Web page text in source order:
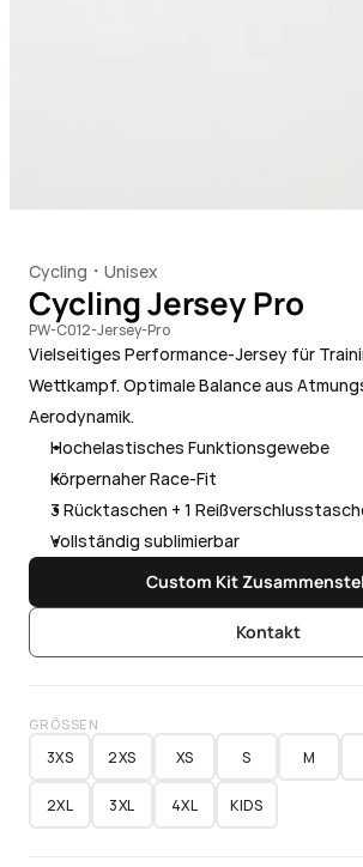
Cycling ・ Unisex
Cycling Jersey Pro
PW-C012-Jersey-Pro
Vielseitiges Performance-Jersey für
Wettkampf. Optimale Balance aus
Aerodynamik.
Hochelastisches Funktionsgewebe
Körpernaher Race-Fit
3 Rücktaschen + 1
Vollständig sublimierbar
Custom Kit
Kontakt
GRÖSSEN
3XS 2XS XS S M
2XL 3XL 4XL KIDS